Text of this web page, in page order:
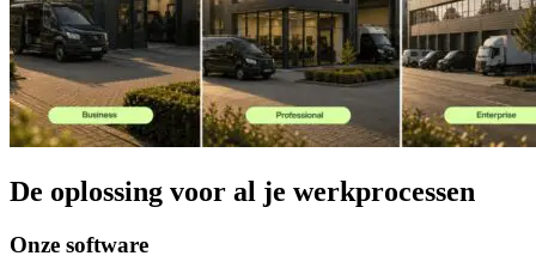
De oplossing voor al je werkprocessen
Onze software